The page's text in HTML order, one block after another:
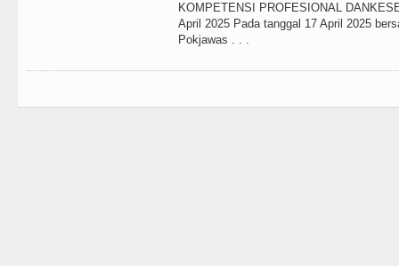
KOMPETENSI PROFESIONAL
April 2025 Pada tanggal 17 April 2025
Pokjawas . . .